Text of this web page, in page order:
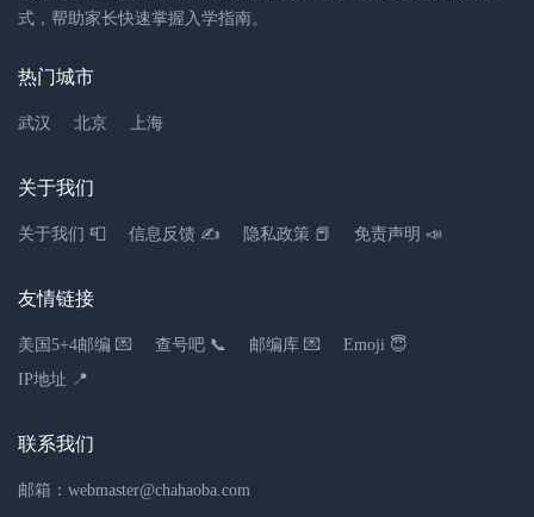
式，帮助家长快速掌握入学指南。
热门城市
武汉 北京 上海
关于我们
关于我们 📮 信息反馈 ✍ 隐私政策 📕 免责声明 📣
友情链接
美国5+4邮编 💌 查号吧 📞 邮编库 💌
Emoji 😇
IP地址 📍
联系我们
邮箱：webmaster@chahaoba.com